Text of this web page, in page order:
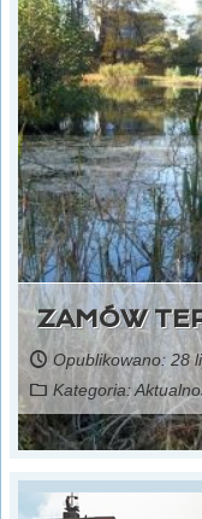
ZAMÓW
Opublikowano: 28
Kategoria: